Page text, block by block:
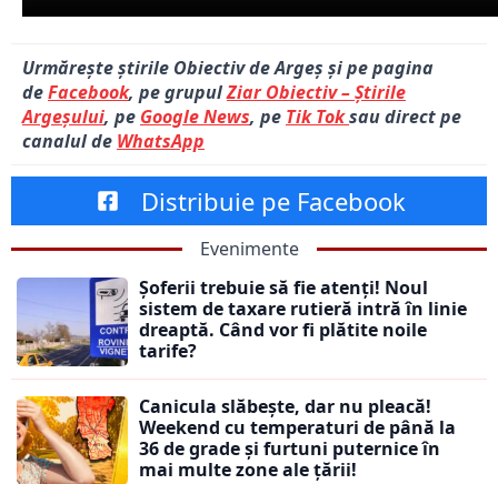
Urmărește știrile Obiectiv de Argeș și pe pagina
deFacebook, pe grupulZiar Obiectiv – Știrile
Argeșului, pe Google News, pe Tik Toksau direct pe
canalul de WhatsApp
Distribuie pe Facebook
Evenimente
Șoferii trebuie să fie atenți! Noul
sistem de taxare rutieră intră în linie
dreaptă. Când vor fi plătite noile
tarife?
Canicula slăbește, dar nu pleacă!
Weekend cu temperaturi de până la
36 de grade și furtuni puternice în
mai multe zone ale țării!